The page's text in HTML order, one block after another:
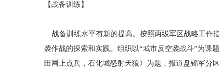
【战备训练】
战备训练水平有新的提高。按照两级军区战略工作
袭作战的探索和实践。组织以“城市反空袭战斗”为课
田网上点兵，石化城怒射天狼》为题，报道盘锦军分